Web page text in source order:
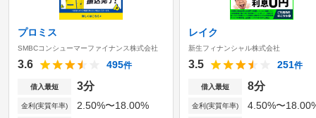
プロミス
SMBCコンシューマーファイナンス株式会社
3.6 495件
借入最短 3分
金利(実質年率) 2.50%〜18.00%
レイク
新生フィナンシャル株式会社
3.5 251件
借入最短 8分
金利(実質年率) 4.50%〜